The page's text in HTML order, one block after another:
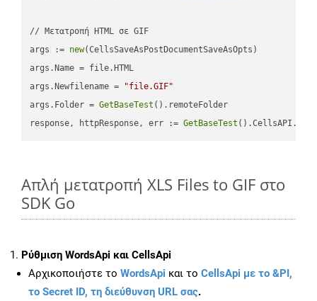
// Μετατροπή HTML σε GIF
args := new(CellsSaveAsPostDocumentSaveAsOpts)
args.Name = file.HTML
args.Newfilename =
"file.GIF"
args.Folder = GetBaseTest ().remoteFolder
response, httpResponse, err := GetBaseTest ().CellsAPI.
Απλή μετατροπή XLS Files to GIF στο
SDK Go
Ρύθμιση WordsApi και CellsApi
Αρχικοποιήστε το WordsApi και το CellsApi με το &PI,
το Secret ID, τη διεύθυνση URL σας.